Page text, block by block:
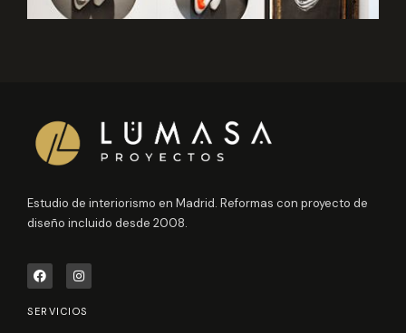
Estudio de interiorismo en Madrid. Reformas con proyecto de
diseño incluido desde 2008.
F
a
c
e
b
I
n
s
t
a
SERVICIOS